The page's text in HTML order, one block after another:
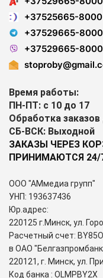
+37525665-8000
+37529665-8000
+37529665-8000
Время работы:
ПН-ПТ: с 10 до 17
Обработка заказов
СБ-ВСК: Выходной
ЗАКАЗЫ ЧЕРЕЗ
ПРИНИМАЮТСЯ 24/
ООО "АМмедиа групп"
УНП: 193637436
Юр.адрес:
220125 г.Минск, ул.
Расчетный счет:
в ОАО
220121, г. Минск, ул.
Код банка : OLMPBY2X